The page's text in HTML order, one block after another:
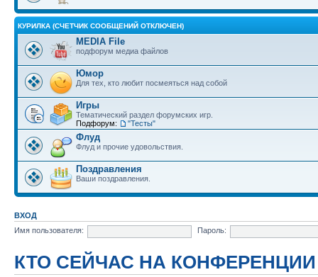
КУРИЛКА (СЧЕТЧИК СООБЩЕНИЙ ОТКЛЮЧЕН)
MEDIA File
подфорум медиа файлов
Юмор
Для тех, кто любит посмеяться над собой
Игры
Тематический раздел форумских игр.
Подфорум:
"Тесты"
Флуд
Флуд и прочие удовольствия.
Поздравления
Ваши поздравления.
ВХОД
Имя пользователя:
Пароль:
КТО СЕЙЧАС НА КОНФЕРЕНЦИИ